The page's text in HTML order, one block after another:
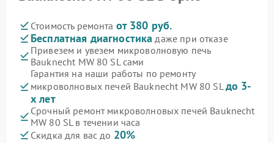
Стоимость ремонта от 380 руб.
Бесплатная диагностика даже при отказе
Привезем и увезем микроволновую печь
Bauknecht MW 80 SL сами
Гарантия на наши работы по ремонту
микроволновых печей Bauknecht MW 80 SLдо 3-
х лет
Срочный ремонт микроволновых печей Bauknecht
MW 80 SL в течении часа
Скидка для вас до 20%